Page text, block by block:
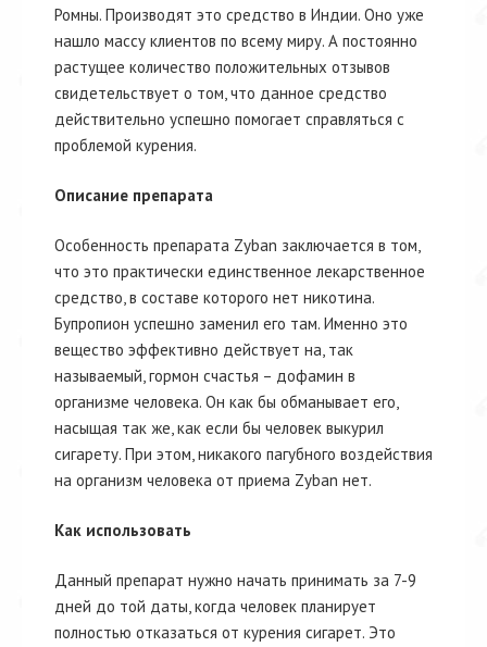
Ромны. Производят это средство в Индии. Оно уже
нашло массу клиентов по всему миру. А постоянно
растущее количество положительных отзывов
свидетельствует о том, что данное средство
действительно успешно помогает справляться с
проблемой курения.
Описание препарата
Особенность препарата Zyban заключается в том,
что это практически единственное лекарственное
средство, в составе которого нет никотина.
Бупропион успешно заменил его там. Именно это
вещество эффективно действует на, так
называемый, гормон счастья – дофамин в
организме человека. Он как бы обманывает его,
насыщая так же, как если бы человек выкурил
сигарету. При этом, никакого пагубного воздействия
на организм человека от приема Zyban нет.
Как использовать
Данный препарат нужно начать принимать за 7-9
дней до той даты, когда человек планирует
полностью отказаться от курения сигарет. Это